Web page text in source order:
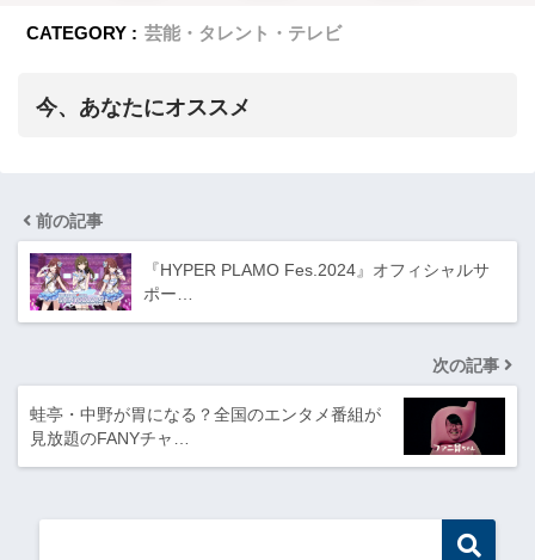
CATEGORY : 芸能・タレント・テレビ
今、あなたにオススメ
前の記事
『HYPER PLAMO Fes.2024』オフィシャルサ
ポー…
次の記事
蛙亭・中野が胃になる？全国のエンタメ番組が
見放題のFANYチャ…